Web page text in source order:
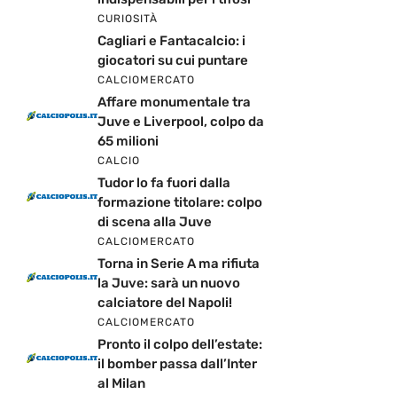
CURIOSITÀ
Cagliari e Fantacalcio: i
giocatori su cui puntare
CALCIOMERCATO
Affare monumentale tra
Juve e Liverpool, colpo da
65 milioni
CALCIO
Tudor lo fa fuori dalla
formazione titolare: colpo
di scena alla Juve
CALCIOMERCATO
Torna in Serie A ma rifiuta
la Juve: sarà un nuovo
calciatore del Napoli!
CALCIOMERCATO
Pronto il colpo dell’estate:
il bomber passa dall’Inter
al Milan